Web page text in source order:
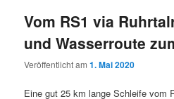
Vom RS1 via
und Wasserroute
Veröffentlicht am1. Mai 2020
Eine gut 25 km lange Schleife vom